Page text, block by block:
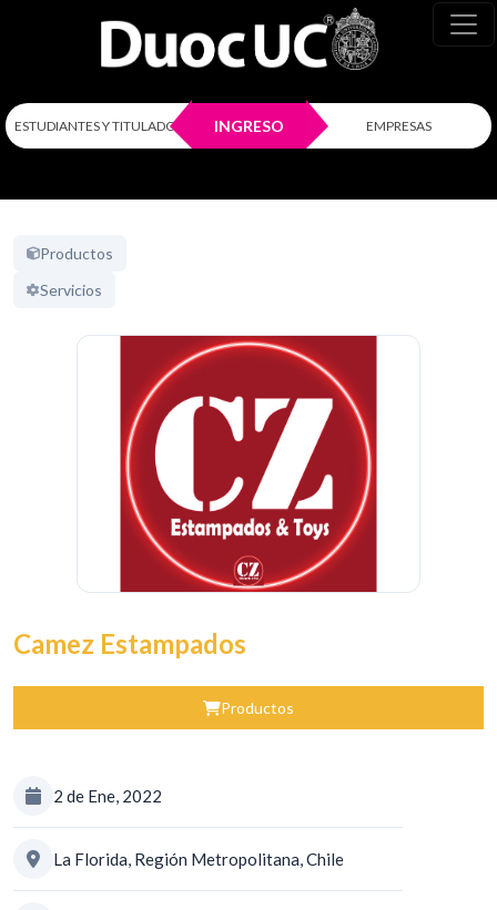
ESTUDIANTES Y TITULADOS INGRESO EMPRESAS
Productos
Servicios
Camez Estampados
Productos
2 de Ene, 2022
La Florida, Región Metropolitana, Chile